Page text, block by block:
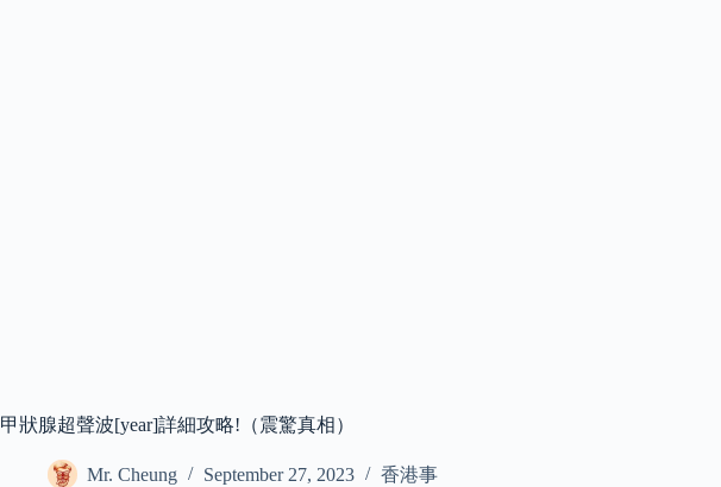
甲狀腺超聲波[year]詳細攻略!（震驚真相）
Mr. Cheung September 27, 2023 香港事